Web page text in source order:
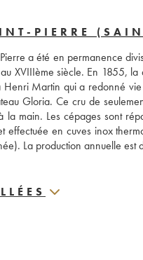
PIERRE
a été en permanence
XVIIIème siècle. En 1855,
Martin qui a redonné
Gloria. Ce cru de
main. Les cépages sont
effectuée en cuves inox
La production annuelle